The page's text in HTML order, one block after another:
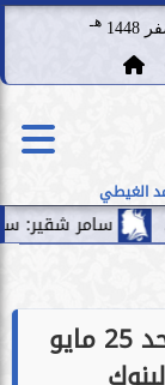
هـ
الغيطي
سقوط صفقة فيفا
سعر الدولار في مصر اليوم الأحد 25 مايو